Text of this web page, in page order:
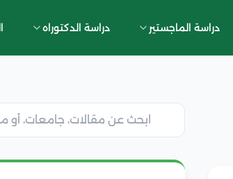
دراسة الماجستير دراسة الدكتوراه